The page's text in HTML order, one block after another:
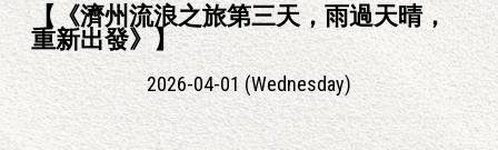
【《濟州流浪之旅第三天，雨過天晴，
重新出發》】
2026-04-01 (Wednesday)